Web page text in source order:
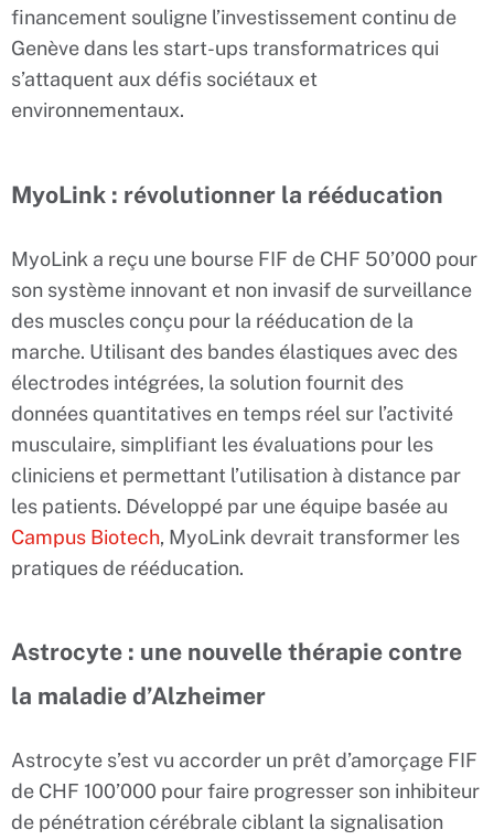
financement souligne l’investissement continu de
Genève dans les start-ups transformatrices qui
s’attaquent aux défis sociétaux et
environnementaux.
MyoLink : révolutionner la rééducation
MyoLink a reçu une bourse FIF de CHF 50’000 pour
son système innovant et non invasif de surveillance
des muscles conçu pour la rééducation de la
marche. Utilisant des bandes élastiques avec des
électrodes intégrées, la solution fournit des
données quantitatives en temps réel sur l’activité
musculaire, simplifiant les évaluations pour les
cliniciens et permettant l’utilisation à distance par
les patients. Développé par une équipe basée au
Campus Biotech, MyoLink devrait transformer les
pratiques de rééducation.
Astrocyte : une nouvelle thérapie contre
la maladie d’Alzheimer
Astrocyte s’est vu accorder un prêt d’amorçage FIF
de CHF 100’000 pour faire progresser son inhibiteur
de pénétration cérébrale ciblant la signalisation